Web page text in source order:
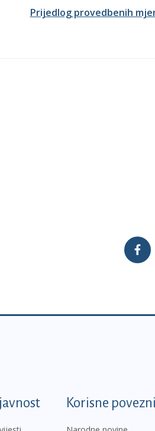
Prijedlog provedbenih
Korisne